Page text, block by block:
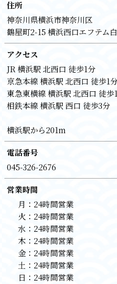
住所
神奈川県横浜市神奈川区
鶴屋町2-15 横浜西口エフテム
アクセス
JR 横浜駅 北西口 徒歩1分
京急本線 横浜駅 北西口 徒歩1
東急東横線 横浜駅 北西口 徒歩
相鉄本線 横浜駅 西口 徒歩3分
横浜駅から201m
電話番号
045-326-2676
営業時間
月： 24時間営業
火： 24時間営業
水： 24時間営業
木： 24時間営業
金： 24時間営業
土： 24時間営業
日： 24時間営業